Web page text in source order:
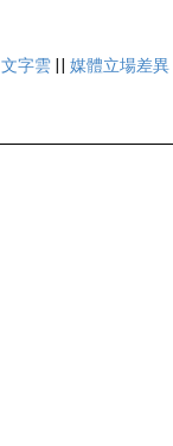
文字雲 || 媒體立場差異